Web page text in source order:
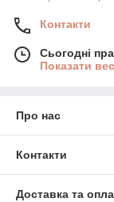
Контакти
Сьогодні
Показати
Про нас
Контакти
Доставка та